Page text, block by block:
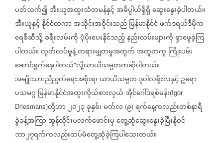
ပတ်သက်၍အီးယူအထူးသံတမန်နှင့်အဓိပ္ပါယ်ရှိရှိဆွေးနွေးခဲ့ပါတယ်။
အီးယူနှင့်နိုင်ငံတကာအသိုင်းအဝိုင်းသည်မြန်မာနိုင်ငံဖက်ဒရယ်ဒီမိုက
ရေစီဆီသို့ခရီးလမ်းကိုပံ့ပိုးပေးနိုင်သည့်နည်းလမ်းများကိုရှာဖွေခဲ့ကြ
ပါတယ်။လွတ်လပ်မှုနဲ့တရားမျှတမှုအတွက်အတူတကွ ကြိုးပမ်း
ဆောင်ရွက်နေပါတယ်"လို့ယာယီသမ္မတကဆိုပါတယ်။
အမျိုးသားညီညွတ်ရေးအစိုးရ၊ယာယီသမ္မတဒူဝါလရှီးလနှင့်ဥရော
ပသမဂ္ဂ မြန်မာနိုင်ငံအထူးကိုယ်စားလှယ်အိုင်ဂေါ်ဒရစ်မန်း(Igor
Driesmans)တို့ဟာ၂၀၂၃ခုနှစ်၊မတ်လ (၉) ရက်နေ့ကလည်းတစ်နာရီ
ခွဲခန့်အကြာအွန်လိုင်းပလက်ဖောင်းမှတွေ့ဆုံဆွေးနွေးခဲ့ပြီးနိူဝင်
ဘာ၂၇ရက်ကလည်းထပ်မံတွေ့ဆုံခဲ့ကြပါသေးတယ်။